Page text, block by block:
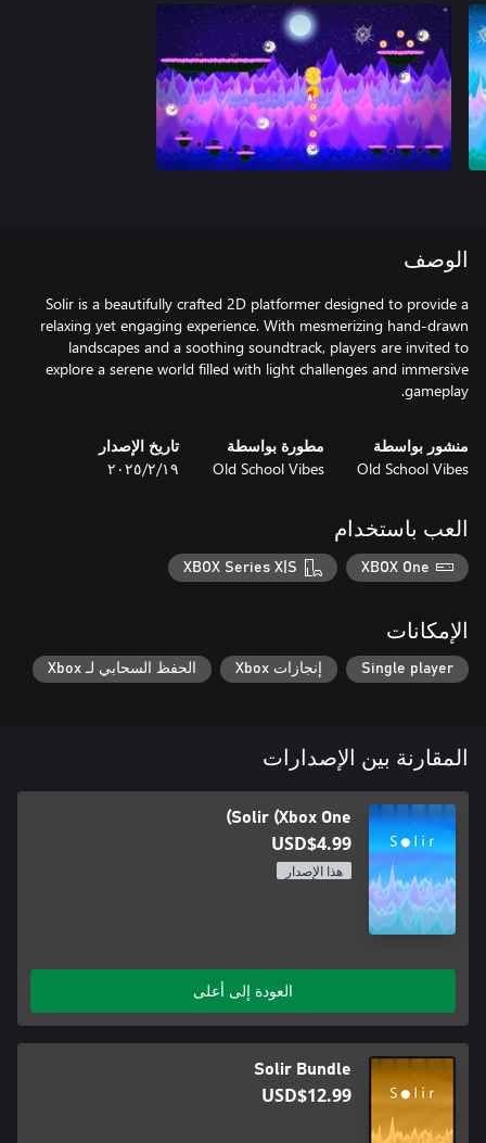
الوصف
Solir is a beautifully crafted 2D platformer designed to provide a
relaxing yet engaging experience. With mesmerizing hand-drawn
landscapes and a soothing soundtrack, players are invited to
explore a serene world filled with light challenges and immersive
gameplay.
منشور بواسطة
Old School Vibes
مطورة بواسطة
Old School Vibes
تاريخ الإصدار
١٩‏/٢‏/٢٠٢٥
العب باستخدام
XBOX One
XBOX Series X|S
الإمكانات
Single player إنجازات Xbox الحفظ السحابي لـ Xbox
المقارنة بين الإصدارات
Solir (Xbox One)
USD$4.99
هذا الإصدار
العودة إلى أعلى
Solir Bundle
USD$12.99